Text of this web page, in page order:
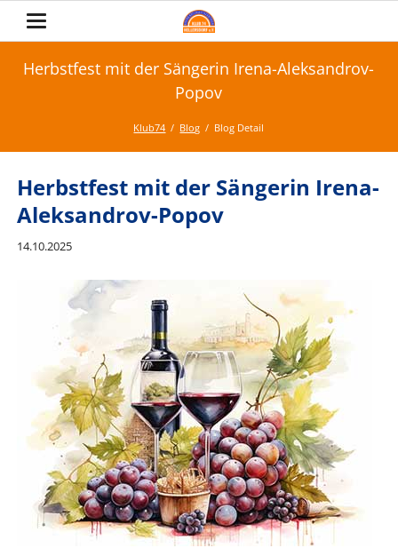
Herbstfest mit der Sängerin Irena-Aleksandrov-
Popov
Klub74 Blog Blog Detail
Herbstfest mit der Sängerin Irena-
Aleksandrov-Popov
14.10.2025